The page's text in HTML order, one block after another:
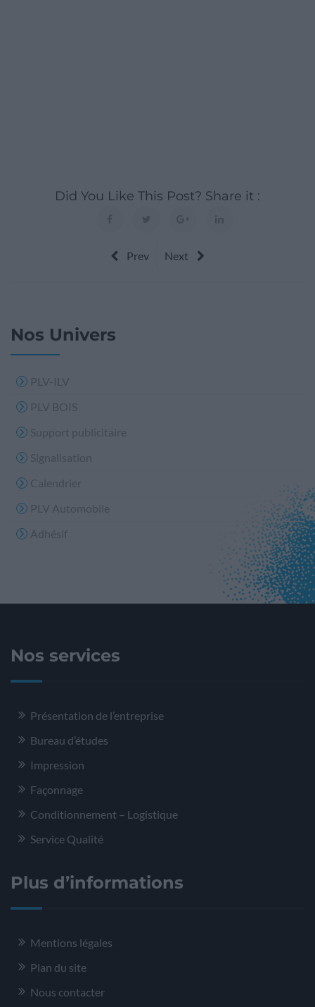
Did You Like This Post? Share it :
Prev Next
Nos Univers
PLV-ILV
PLV BOIS
Support publicitaire
Signalisation
Calendrier
PLV Automobile
Adhésif
Nos services
Présentation de l’entreprise
Bureau d’études
Impression
Façonnage
Conditionnement – Logistique
Service Qualité
Plus d’informations
Mentions légales
Plan du site
Nous contacter